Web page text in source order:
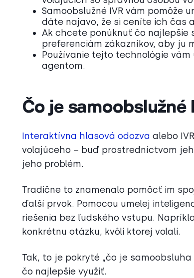
Samoobslužné IVR vám pomôže
dáte najavo, že si ceníte ich čas
Ak chcete ponúknuť čo najlepšie
preferenciám zákazníkov, aby ju
Používanie tejto technológie
agentom.
Čo je samoobslužné
Interaktívna hlasová odozva alebo
volajúceho – buď prostredníctvom
jeho problém.
Tradične to znamenalo pomôcť im
ďalší prvok. Pomocou umelej
riešenia bez ľudského vstupu.
konkrétnu otázku, kvôli ktorej volali.
Tak, to je pokryté „čo je
čo najlepšie využiť.